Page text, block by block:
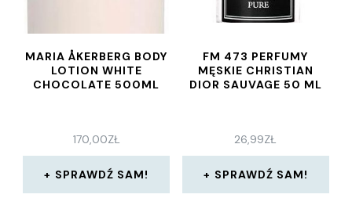
MARIA ÅKERBERG BODY
LOTION WHITE
CHOCOLATE 500ML
170,00ZŁ
SPRAWDŹ SAM!
FM 473 PERFUMY
MĘSKIE CHRISTIAN
DIOR SAUVAGE 50 ML
26,99ZŁ
SPRAWDŹ SAM!